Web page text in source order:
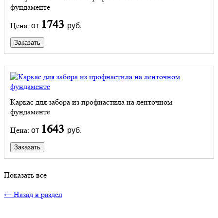
фундаменте
Цена: от 1743 руб.
Заказать
Каркас для забора из профнастила на ленточном
фундаменте
Цена: от 1643 руб.
Заказать
Показать все
← Назад в раздел